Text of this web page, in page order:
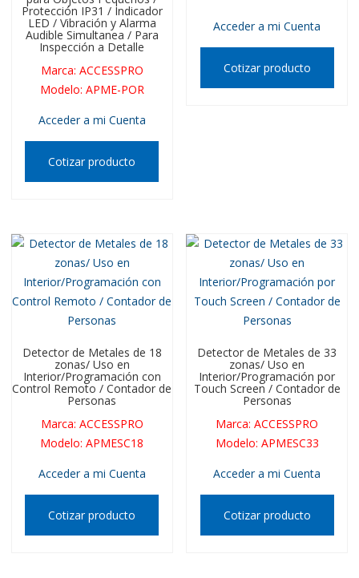
Protección IP31 / Indicador
LED / Vibración y Alarma
Audible Simultanea / Para
Inspección a Detalle
Marca: ACCESSPRO
Modelo: APME-POR
Acceder a mi Cuenta
Cotizar producto
Acceder a mi Cuenta
Cotizar producto
Detector de Metales de 18
zonas/ Uso en
Interior/Programación con
Control Remoto / Contador de
Personas
Marca: ACCESSPRO
Modelo:APMESC18
Acceder a mi Cuenta
Cotizar producto
Detector de Metales de 33
zonas/ Uso en
Interior/Programación por
Touch Screen / Contador de
Personas
Marca:ACCESSPRO
Modelo: APMESC33
Acceder a mi Cuenta
Cotizar producto